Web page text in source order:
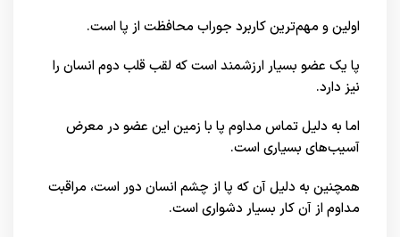
اولین و مهم‌ترین کاربرد جوراب محافظت از پا است.
پا یک عضو بسیار ارزشمند است که لقب قلب دوم انسان را
نیز دارد.
اما به دلیل تماس مداوم پا با زمین این عضو در معرض
آسیب‌های بسیاری است.
همچنین به دلیل آن که پا از چشم انسان دور است، مراقبت
مداوم از آن کار بسیار دشواری است.